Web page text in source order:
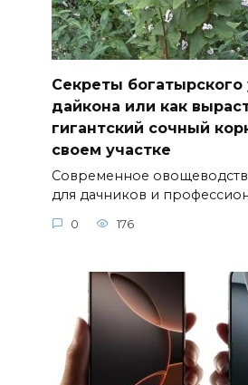
Секреты богатырского
дайкона или как
гигантский сочный
своем участке
Современное
для дачников и
0 176